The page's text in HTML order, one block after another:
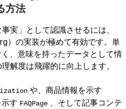
方法
実」として認識させるには、
）の実装が極めて有効です。単
、意味を持ったデータとして情
解度は飛躍的に向上します。
や、商品情報を示す
示す FAQPage
、そして記事コンテ